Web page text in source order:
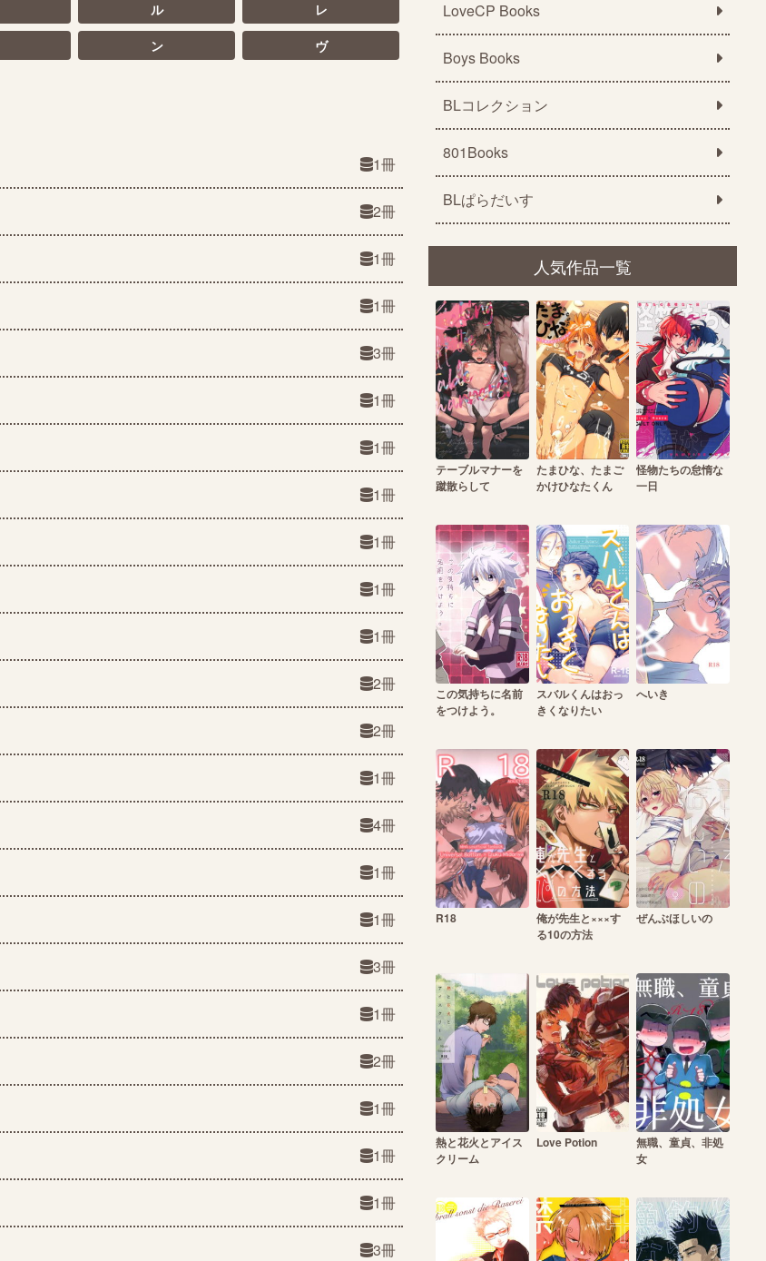
ル
レ
ン ヴ
1冊
2冊
1冊
1冊
3冊
1冊
1冊
1冊
1冊
1冊
1冊
2冊
2冊
1冊
4冊
1冊
1冊
3冊
1冊
2冊
1冊
1冊
1冊
3冊
LoveCP Books
Boys Books
BLコレクション
801Books
BLぱらだいす
人気作品一覧
テーブルマナーを
蹴散らして
たまひな、たまご
かけひなたくん
怪物たちの怠惰な
一日
この気持ちに名前
をつけよう。
スバルくんはおっ
きくなりたい
へいき
R18
俺が先生と×××す
る10の方法
ぜんぶほしいの
熱と花火とアイス
クリーム
Love Potion
無職、童貞、非処
女